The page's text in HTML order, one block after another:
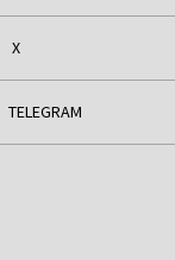
X
TELEGRAM